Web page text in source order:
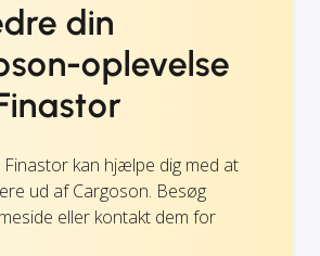
din
oplevelse
Finastor kan hjælpe dig med at
ud af Cargoson. Besøg
eller kontakt dem for